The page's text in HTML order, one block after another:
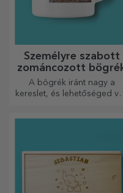
Személyre szabott
zománcozott
A bögrék iránt nagy a
kereslet, és lehetőséged